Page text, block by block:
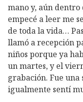
mano y, aún
empecé a leer me
de toda la vida…
llamó a recepción
niños porque ya
un martes, y el
grabación. Fue
igualmente sentí